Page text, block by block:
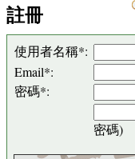
註冊
使用者名稱*:
Email*:
密碼*:
密碼)